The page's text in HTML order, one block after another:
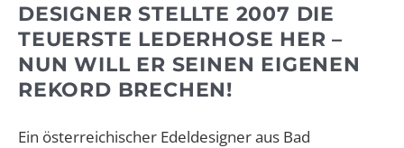
DESIGNER STELLTE 2007 DIE
TEUERSTE LEDERHOSE HER –
NUN WILL ER SEINEN EIGENEN
REKORD BRECHEN!
Ein österreichischer Edeldesigner aus Bad